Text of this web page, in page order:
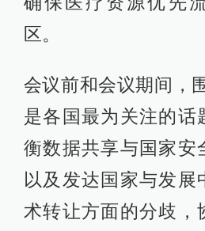
区。
会议前和会议期间，
是各国最为关注的话
衡数据共享与国家安
以及发达国家与发展
术转让方面的分歧，